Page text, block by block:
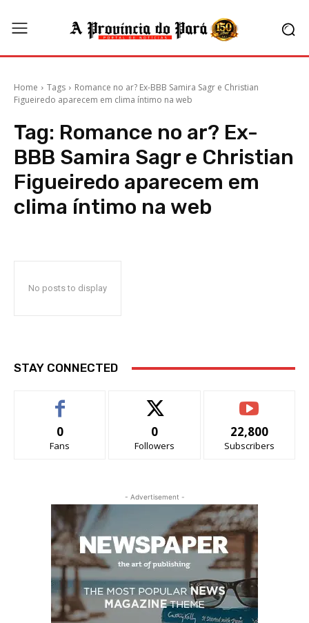
Home Tags
Romance no ar? Ex-BBB Samira Sagr e Christian
Figueiredo aparecem em clima íntimo na web
Tag: Romance no ar? Ex-
BBB Samira Sagr e Christian
Figueiredo aparecem em
clima íntimo na web
No posts to display
STAY CONNECTED
0
Fans
0
Followers
22,800
Subscribers
- Advertisement -